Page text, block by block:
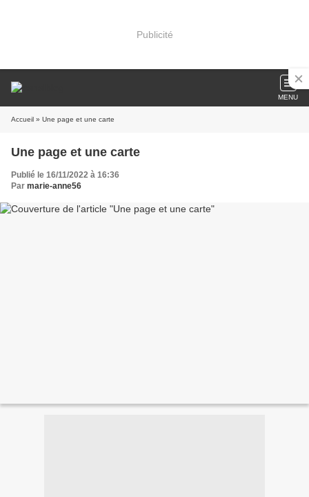
Publicité
MENU
Accueil » Une page et une carte
Une page et une carte
Publié le 16/11/2022 à 16:36
Par marie-anne56